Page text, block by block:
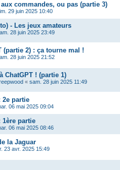
commandes, ou pas (partie 3)
29 juin 2025 10:40
- Les jeux amateurs
28 juin 2025 23:49
(partie 2) : ça tourne mal !
28 juin 2025 21:52
ChatGPT ! (partie 1)
« sam. 28 juin 2025 11:49
2e partie
06 mai 2025 09:04
1ère partie
06 mai 2025 08:46
la Jaguar
23 avr. 2025 15:49